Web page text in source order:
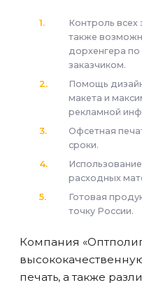
Контроль всех
также
дорхенгера
заказчиком.
Помощь
макета и
рекламной
Офсетная
сроки.
расходных
Готовая
точку России.
Компания
печать, а также